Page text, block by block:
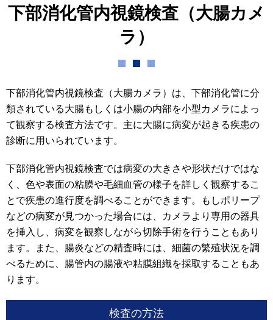
下部消化管内視鏡検査（大腸カメ
ラ）
下部消化管内視鏡検査（大腸カメラ）は、下部消化管に分
類されている大腸もしくは小腸の内部を小型カメラによっ
て観察する検査方法です。主に大腸に病変が起きる疾患の
診断に用いられています。
下部消化管内視鏡検査では病変の大きさや形状だけではな
く、色や表面の粘膜や毛細血管の様子を詳しく観察するこ
とで疾患の進行度を調べることができます。もしポリープ
などの病変が見つかった場合には、カメラより専用の器具
を挿入し、病変を観察しながら切除手術を行うこともあり
ます。また、腸炎などの精査時には、細菌の繁殖状況を調
べるために、腸管内の腸液や粘膜組織を採取することもあ
ります。
検査の方法